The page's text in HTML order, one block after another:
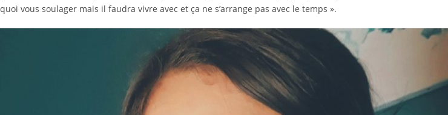
quoi vous soulager mais il faudra vivre avec et ça ne s’arrange pas avec le temps ».